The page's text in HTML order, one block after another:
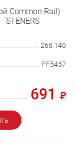
Common Rail)
STENERS
268.140
FF5457
691